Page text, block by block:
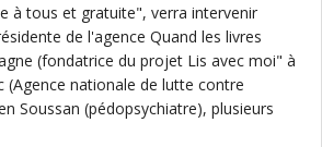
à tous et gratuite", verra intervenir
de l'agence Quand les livres
(fondatrice du projet Lis avec moi" à
(Agence nationale de lutte contre
Soussan (pédopsychiatre), plusieurs